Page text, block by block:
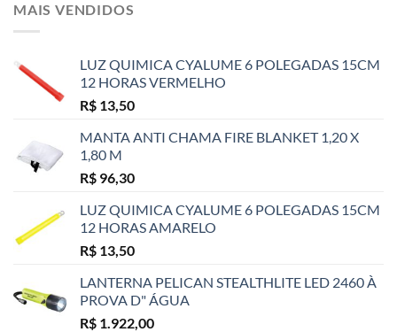
MAIS VENDIDOS
LUZ QUIMICA CYALUME 6 POLEGADAS 15CM
12 HORAS VERMELHO
R$ 13,50
MANTA ANTI CHAMA FIRE BLANKET 1,20 X
1,80 M
R$ 96,30
LUZ QUIMICA CYALUME 6 POLEGADAS 15CM
12 HORAS AMARELO
R$ 13,50
LANTERNA PELICAN STEALTHLITE LED 2460 À
PROVA D" ÁGUA
R$ 1.922,00